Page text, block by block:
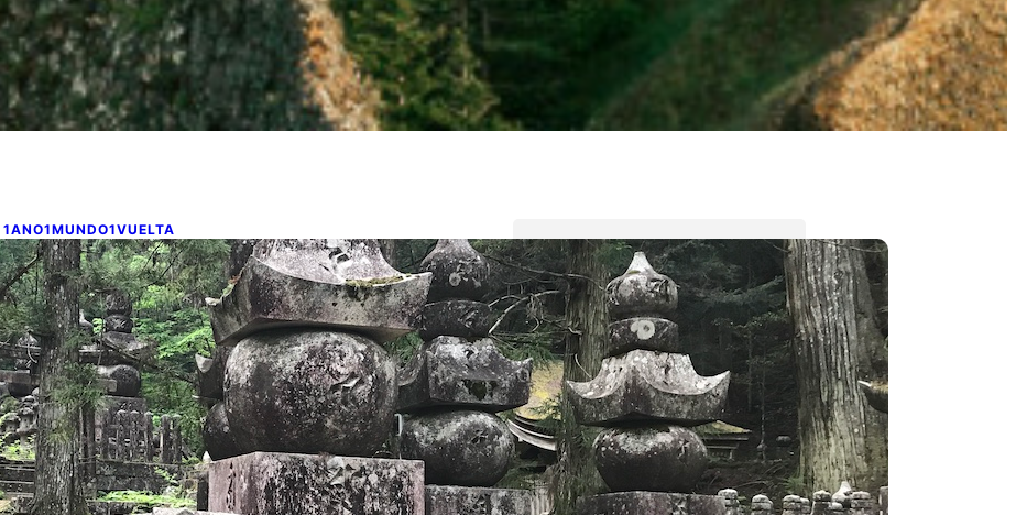
1ANO1MUNDO1VUELTA
80P1VM/16: Dormir en un
monasterio Budista en Koyasan
mayo 30, 2017
#post_80P1VM/16 de 80 en 1 vuelta al mundo, de Humberto
Bedolla
Tyler Moore
Hello, my name is Tyler Moore
and with the help of many
people I made this template. I